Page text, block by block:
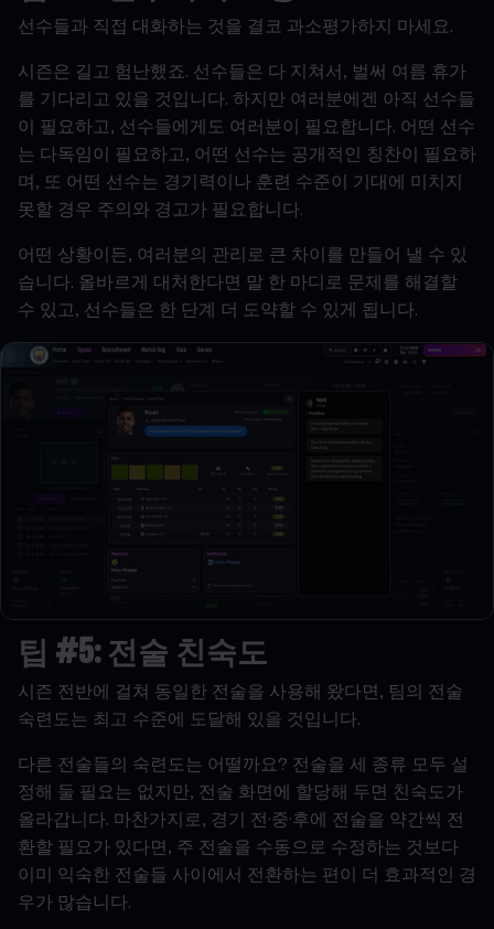
선수들과 직접 대화하는 것을 결코 과소평가하지 마세요 .
시즌은 길고 험난했죠. 선수들은 다 지쳐서, 벌써 여름 휴가
를 기다리고 있을 것입니다. 하지만 여러분에겐 아직 선수들
이 필요하고, 선수들에게도 여러분이 필요합니다. 어떤 선수
는 다독임이 필요하고, 어떤 선수는 공개적인 칭찬이 필요하
며, 또 어떤 선수는 경기력이나 훈련 수준이 기대에 미치지
못할 경우 주의와 경고가 필요합니다.
어떤 상황이든, 여러분의 관리로 큰 차이를 만들어 낼 수 있
습니다. 올바르게 대처한다면 말 한 마디로 문제를 해결할
수 있고, 선수들은 한 단계 더 도약할 수 있게 됩니다.
팁 #5: 전술 친숙도
시즌 전반에 걸쳐 동일한 전술을 사용해 왔다면, 팀의 전술
숙련도는 최고 수준에 도달해 있을 것입니다.
다른 전술들의 숙련도는 어떨까요? 전술을 세 종류 모두 설
정해 둘 필요는 없지만, 전술 화면에 할당해 두면 친숙도가
올라갑니다. 마찬가지로, 경기 전·중·후에 전술을 약간씩 전
환할 필요가 있다면, 주 전술을 수동으로 수정하는 것보다
이미 익숙한 전술들 사이에서 전환하는 편이 더 효과적인 경
우가 많습니다.